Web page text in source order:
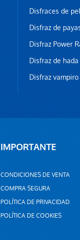
Disfraces de
Disfraz de
Disfraz Power
Disfraz de hada
Disfraz vampiro
IMPORTANTE
CONDICIONES DE VENTA
COMPRA SEGURA
POLÍTICA DE PRIVACIDAD
POLÍTICA DE COOKIES